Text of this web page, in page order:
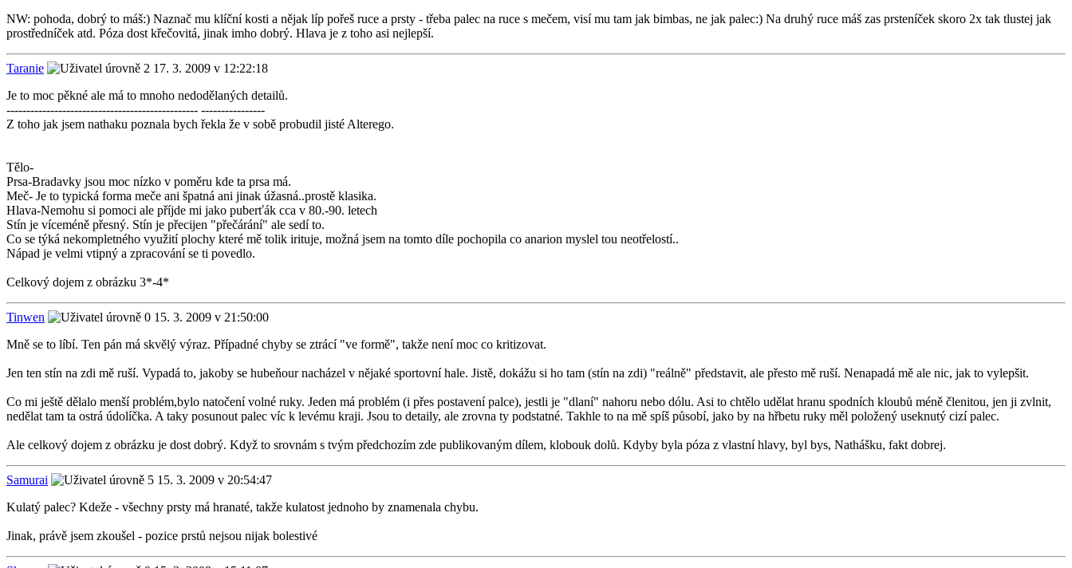
NW: pohoda, dobrý to máš:) Naznač mu klíční kosti a nějak líp pořeš ruce a prsty - třeba palec na ruce s mečem, visí mu tam jak bimbas, ne jak palec:) Na druhý ruce máš zas prsteníček skoro 2x tak tlustej jak
prostředníček atd. Póza dost křečovitá, jinak imho dobrý. Hlava je z toho asi nejlepší.
Taranie
17. 3. 2009 v 12:22:18
Je to moc pěkné ale má to mnoho nedodělaných detailů.
------------------------------------------------ ----------------
Z toho jak jsem nathaku poznala bych řekla že v sobě probudil jisté Alterego.
Tělo-
Prsa-Bradavky jsou moc nízko v poměru kde ta prsa má.
Meč- Je to typická forma meče ani špatná ani jinak úžasná..prostě klasika.
Hlava-Nemohu si pomoci ale příjde mi jako puberťák cca v 80.-90. letech
Stín je víceméně přesný. Stín je přecijen "přečárání" ale sedí to.
Co se týká nekompletného využití plochy které mě tolik irituje, možná jsem na tomto díle pochopila co anarion myslel tou neotřelostí..
Nápad je velmi vtipný a zpracování se ti povedlo.
Celkový dojem z obrázku 3*-4*
Tinwen
15. 3. 2009 v 21:50:00
Mně se to líbí. Ten pán má skvělý výraz. Případné chyby se ztrácí "ve formě", takže není moc co kritizovat.
Jen ten stín na zdi mě ruší. Vypadá to, jakoby se hubeňour nacházel v nějaké sportovní hale. Jistě, dokážu si ho tam (stín na zdi) "reálně" představit, ale přesto mě ruší. Nenapadá mě ale nic, jak to vylepšit.
Co mi ještě dělalo menší problém,bylo natočení volné ruky. Jeden má problém (i přes postavení palce), jestli je "dlaní" nahoru nebo dólu. Asi to chtělo udělat hranu spodních kloubů méně členitou, jen ji zvlnit,
nedělat tam ta ostrá údolíčka. A taky posunout palec víc k levému kraji. Jsou to detaily, ale zrovna ty podstatné. Takhle to na mě spíš působí, jako by na hřbetu ruky měl položený useknutý cizí palec.
Ale celkový dojem z obrázku je dost dobrý. Když to srovnám s tvým předchozím zde publikovaným dílem, klobouk dolů. Kdyby byla póza z vlastní hlavy, byl bys, Nathášku, fakt dobrej.
Samurai
15. 3. 2009 v 20:54:47
Kulatý palec? Kdeže - všechny prsty má hranaté, takže kulatost jednoho by znamenala chybu.
Jinak, právě jsem zkoušel - pozice prstů nejsou nijak bolestivé